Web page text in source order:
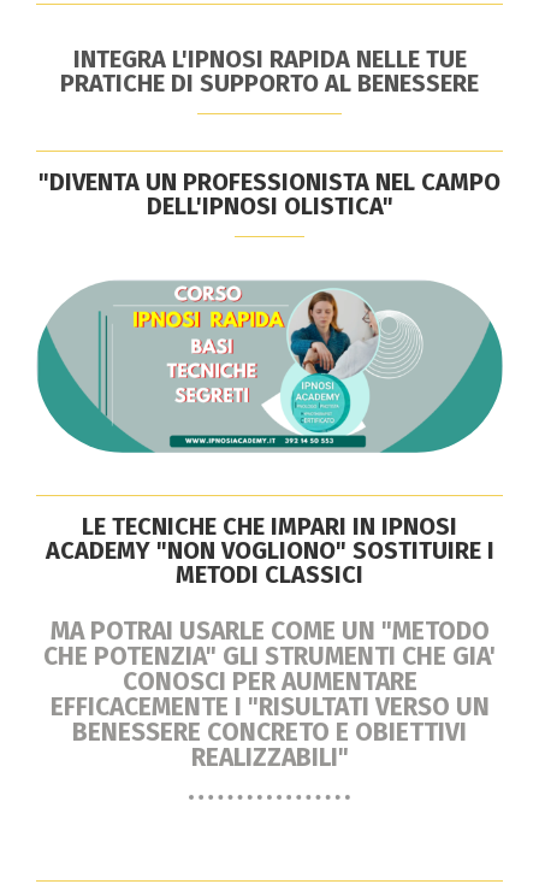
INTEGRA L'IPNOSI RAPIDA NELLE TUE
PRATICHE DI SUPPORTO AL BENESSERE
"DIVENTA UN PROFESSIONISTA NEL CAMPO
DELL'IPNOSI OLISTICA"
LE TECNICHE CHE IMPARI IN IPNOSI
ACADEMY "NON VOGLIONO" SOSTITUIRE I
METODI CLASSICI
MA POTRAI USARLE COME UN "METODO
CHE POTENZIA" GLI STRUMENTI CHE GIA'
CONOSCI PER AUMENTARE
EFFICACEMENTE I "RISULTATI VERSO UN
BENESSERE CONCRETO E OBIETTIVI
REALIZZABILI"